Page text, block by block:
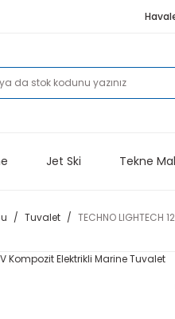
Jet Ski Tekne
Tuvalet TECHNO